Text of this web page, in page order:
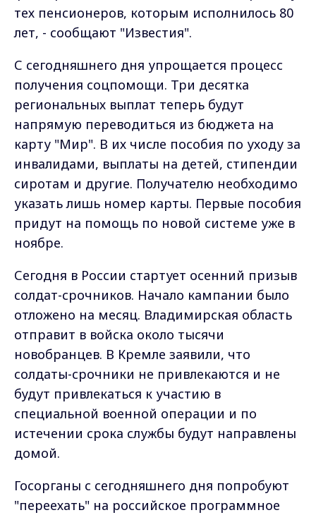
тех пенсионеров, которым исполнилось 80
лет, - сообщают "Известия".
С сегодняшнего дня упрощается процесс
получения соцпомощи. Три десятка
региональных выплат теперь будут
напрямую переводиться из бюджета на
карту "Мир". В их числе пособия по уходу за
инвалидами, выплаты на детей, стипендии
сиротам и другие. Получателю необходимо
указать лишь номер карты. Первые пособия
придут на помощь по новой системе уже в
ноябре.
Сегодня в России стартует осенний призыв
солдат-срочников. Начало кампании было
отложено на месяц. Владимирская область
отправит в войска около тысячи
новобранцев. В Кремле заявили, что
солдаты-срочники не привлекаются и не
будут привлекаться к участию в
специальной военной операции и по
истечении срока службы будут направлены
домой.
Госорганы с сегодняшнего дня попробуют
"переехать" на российское программное